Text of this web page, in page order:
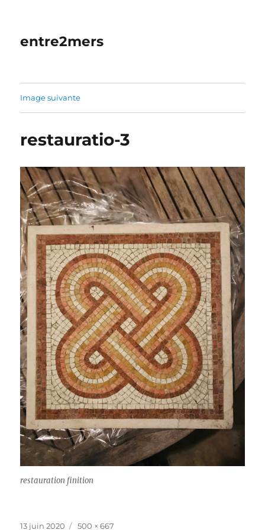
entre2mers
Image suivante
restauratio-3
restauration finition
Publié
13 juin 2020 Taille
500 × 667